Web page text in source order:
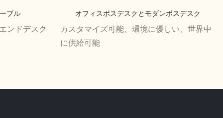
ブル
ンドデスク
オフィスボスデスクとモダンボスデスク
カスタマイズ可能、環境に優しい、世界中
に供給可能